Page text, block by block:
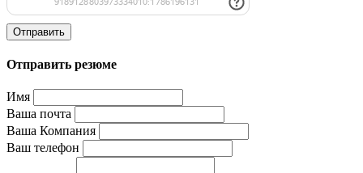
Отправить
Отправить резюме
Имя
Ваша почта
Ваша Компания
Ваш телефон